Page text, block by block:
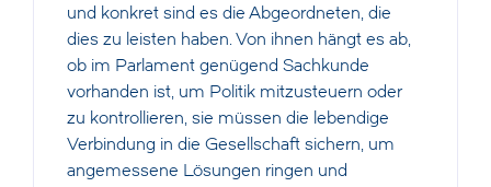
und konkret sind es die Abgeordneten, die
dies zu leisten haben. Von ihnen hängt es ab,
ob im Parlament genügend Sachkunde
vorhanden ist, um Politik mitzusteuern oder
zu kontrollieren, sie müssen die lebendige
Verbindung in die Gesellschaft sichern, um
angemessene Lösungen ringen und